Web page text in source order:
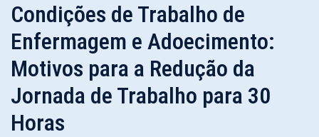
Condições de Trabalho de
Enfermagem e Adoecimento:
Motivos para a Redução da
Jornada de Trabalho para 30
Horas